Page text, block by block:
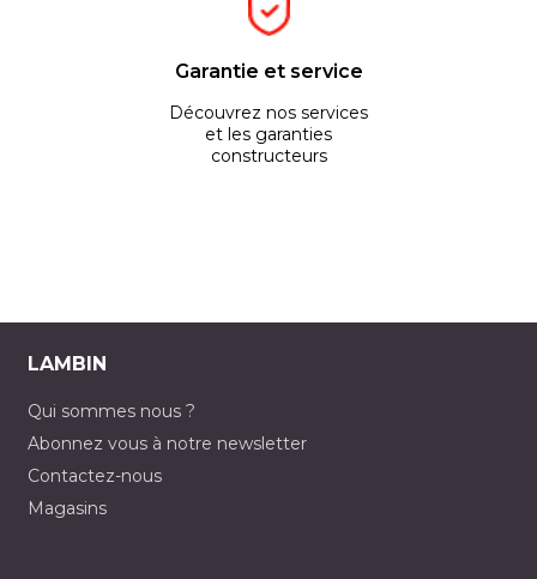
Garantie et service
Découvrez nos services
et les garanties
constructeurs
LAMBIN
Qui sommes nous ?
Abonnez vous à notre newsletter
Contactez-nous
Magasins